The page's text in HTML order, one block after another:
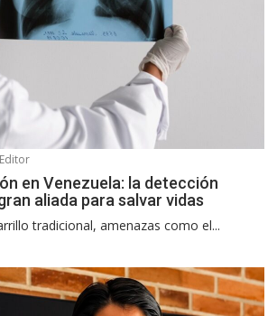
Editor
en Venezuela: la detección
aliada para salvar vidas
tradicional, amenazas como el...